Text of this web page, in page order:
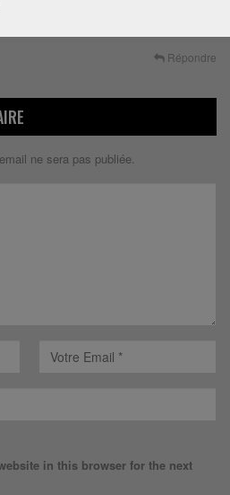
eclaircisse.
Répondre
ne sera pas publiée.
in this browser for the next